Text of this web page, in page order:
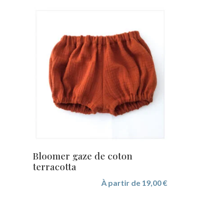
Bloomer gaze de coton
terracotta
À partir de 19,00€